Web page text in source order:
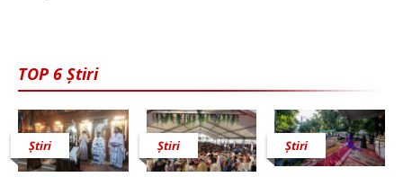
TOP 6 Știri
Știri Știri Știri